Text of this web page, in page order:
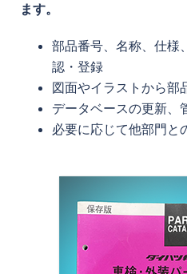
ます。
部品番号、名称、仕様
認・登録
図面やイラストから部
データベースの更新、
必要に応じて他部門と